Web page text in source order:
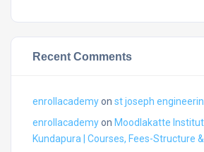
Recent Comments
enrollacademyon st joseph
enrollacademyon Moodlakatte
Kundapura | Courses, Fees-Structure